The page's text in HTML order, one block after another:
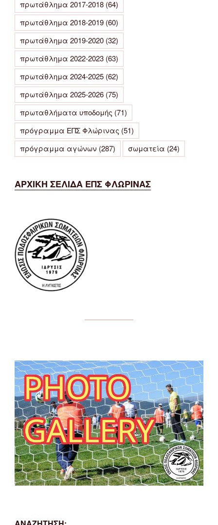
πρωτάθλημα 2017-2018 (64)
πρωτάθλημα 2018-2019 (60)
πρωτάθλημα 2019-2020 (32)
πρωτάθλημα 2022-2023 (63)
πρωτάθλημα 2024-2025 (62)
πρωτάθλημα 2025-2026 (75)
πρωταθλήματα υποδομής (71)
πρόγραμμα ΕΠΣ Φλώρινας (51)
πρόγραμμα αγώνων (287) σωματεία (24)
ΑΡΧΙΚΗ ΣΕΛΙΔΑ ΕΠΣ ΦΛΩΡΙΝΑΣ